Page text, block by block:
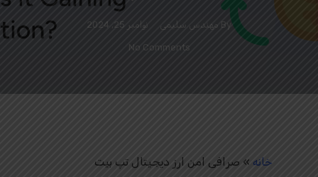
By مهندس سلیمی نوامبر 25, 2024
No Comments
خانه » صرافی امن ارز دیجیتال تپ بیت